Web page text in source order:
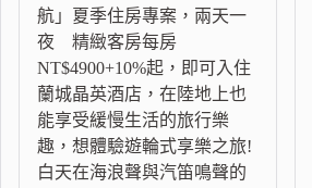
航」夏季住房專案，兩天一
夜 精緻客房每房
NT$4900+10%起，即可入住
蘭城晶英酒店，在陸地上也
能享受緩慢生活的旅行樂
趣，想體驗遊輪式享樂之旅!
白天在海浪聲與汽笛鳴聲的